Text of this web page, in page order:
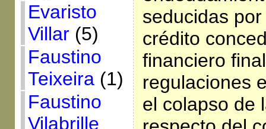
Evaristo
Villar(5)
Faustino
Teixeira(1)
Faustino
Vilabrille
seducidas
crédito
financiero
regulaciones
el colapso de